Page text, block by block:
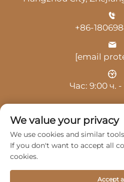
+86-
[email
Час: 9:00 ч. -
Авторско право © 2025
We value your privacy
We use cookies and similar
If you don't want to accept all
cookies.
Accept